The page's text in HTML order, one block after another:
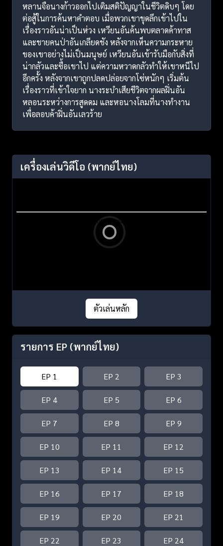
หลานจือนางก้าวออกไปเติมสติปัญญาในชีวิตดิบๆ โดย
ต่อสู้ในการค้นหาคำตอบ เมื่อพวกเขาขุดลึกเข้าไปใน
เรื่องราวอันน่าเป็นห่วง เหวียนอันค้นพบตลาดค้าทาส
และชายคนป่าอันเกลียดชัง หลังจากเห็นความกระหาย
ของเขาอย่างไม่เป็นมนุษย์ เหวียนอันเข้ารับมือกับสิ่งที่
น่ากลัวและซื้อเขาไป แต่ความหวาดกลัวทำให้เขาหนีไป
อีกครั้ง หลังจากเขาถูกปลดปล่อยจากโซ่หนักๆ เริ่มต้น
เรื่องราวที่เข้าใจยาก นางระบำเสียชีวิตจากผลฝิ่นอัน
หลอนระหว่างการสูดดม และหอนางโลมที่นางทำงาน
เพื่อลอบค้าฝิ่นอันเลวร้าย
เครื่องเล่นวิดีโอ (พากย์ไทย)
ตัวเล่นหลัก
รายการ EP (พากย์ไทย)
EP 1 EP 2 EP 3
EP 4 EP 5 EP 6
EP 7 EP 8 EP 9
EP 10 EP 11 EP 12
EP 13 EP 14 EP 15
EP 16 EP 17 EP 18
EP 19 EP 20 EP 21
EP 22 EP 23 EP 24